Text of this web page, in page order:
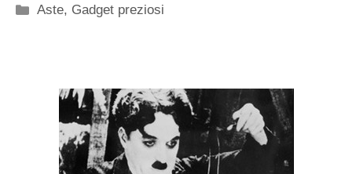
Categorie
Aste, Gadget preziosi